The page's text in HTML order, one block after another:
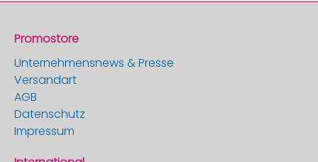
Promostore
Unternehmensnews & Presse
Versandart
AGB
Datenschutz
Impressum